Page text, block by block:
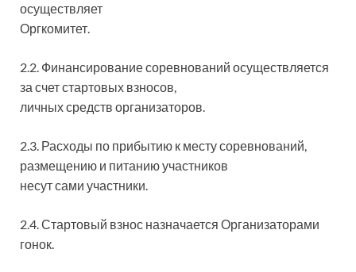
осуществляет
Оргкомитет.
2.2. Финансирование соревнований осуществляется
за счет стартовых взносов,
личных средств организаторов.
2.3. Расходы по прибытию к месту соревнований,
размещению и питанию участников
несут сами участники.
2.4. Стартовый взнос назначается Организаторами
гонок.